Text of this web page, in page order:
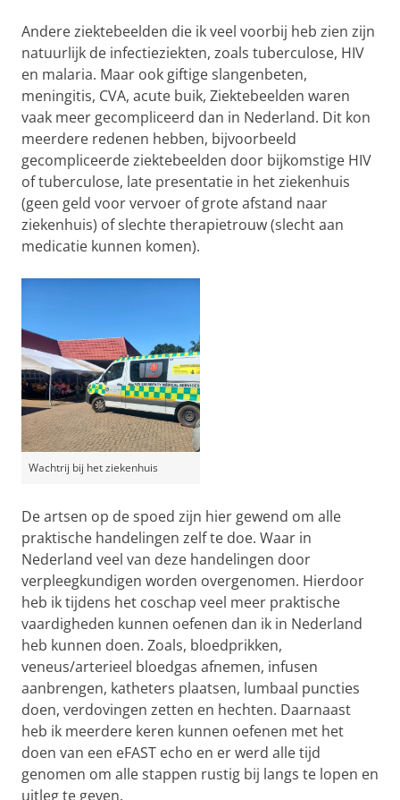
Andere ziektebeelden die ik veel voorbij heb zien zijn
natuurlijk de infectieziekten, zoals tuberculose, HIV
en malaria. Maar ook giftige slangenbeten,
meningitis, CVA, acute buik, Ziektebeelden waren
vaak meer gecompliceerd dan in Nederland. Dit kon
meerdere redenen hebben, bijvoorbeeld
gecompliceerde ziektebeelden door bijkomstige HIV
of tuberculose, late presentatie in het ziekenhuis
(geen geld voor vervoer of grote afstand naar
ziekenhuis) of slechte therapietrouw (slecht aan
medicatie kunnen komen).
Wachtrij bij het ziekenhuis
De artsen op de spoed zijn hier gewend om alle
praktische handelingen zelf te doe. Waar in
Nederland veel van deze handelingen door
verpleegkundigen worden overgenomen. Hierdoor
heb ik tijdens het coschap veel meer praktische
vaardigheden kunnen oefenen dan ik in Nederland
heb kunnen doen. Zoals, bloedprikken,
veneus/arterieel bloedgas afnemen, infusen
aanbrengen, katheters plaatsen, lumbaal puncties
doen, verdovingen zetten en hechten. Daarnaast
heb ik meerdere keren kunnen oefenen met het
doen van een eFAST echo en er werd alle tijd
genomen om alle stappen rustig bij langs te lopen en
uitleg te geven.